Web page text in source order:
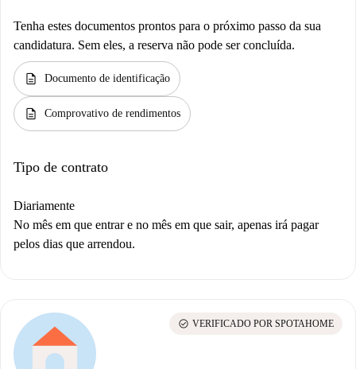
Tenha estes documentos prontos para o próximo passo da sua
candidatura. Sem eles, a reserva não pode ser concluída.
description Documento de identificação
description Comprovativo de rendimentos
Tipo de contrato
Diariamente
No mês em que entrar e no mês em que sair, apenas irá pagar
pelos dias que arrendou.
check_circle VERIFICADO POR SPOTAHOME